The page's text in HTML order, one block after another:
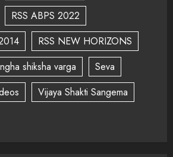
RSS ABPS 2022
RSS NEW HORIZONS
shiksha varga
Seva
Vijaya Shakti Sangema